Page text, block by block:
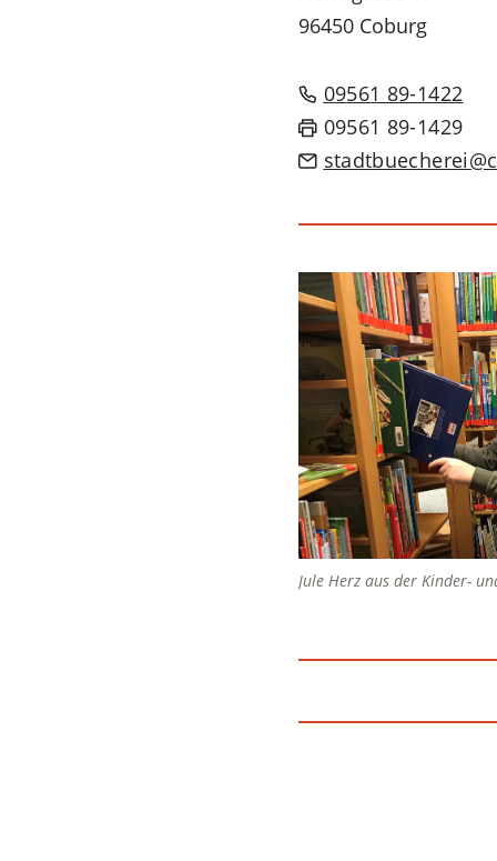
96450 Coburg
09561 89-1422
09561 89-1429
stadtbuecherei
Jule Herz aus der Kinder-